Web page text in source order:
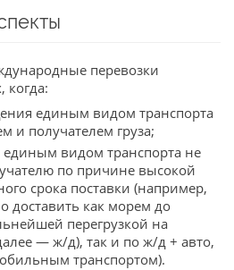
перевозки
когда:
единым видом транспорта
и получателем груза;
видом транспорта не
по причине высокой
срока поставки (например,
доставить как морем до
перегрузкой на
— ж/д), так и по ж/д + авто,
транспортом).